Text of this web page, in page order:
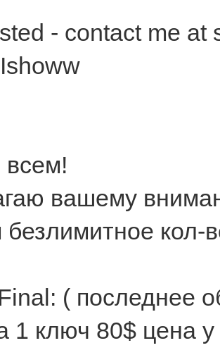
- contact me at
всем!
вашему
безлимитное кол-
( последнее
1 ключ 80$ цена